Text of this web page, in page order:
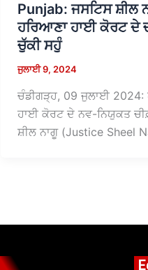
Punjab: ਜਸਟਿਸ ਸ਼ੀਲ
ਹਰਿਆਣਾ ਹਾਈ ਕੋਰਟ ਦੇ
ਚੁੱਕੀ ਸਹੁੰ
ਜੁਲਾਈ 9, 2024
ਚੰਡੀਗੜ੍ਹ, 09 ਜੁਲਾਈ 2024:
ਹਾਈ ਕੋਰਟ ਦੇ ਨਵ-ਨਿਯੁਕਤ
ਸ਼ੀਲ ਨਾਗੂ (Justice Sheel